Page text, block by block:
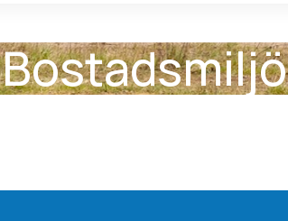
Bostadsmiljö